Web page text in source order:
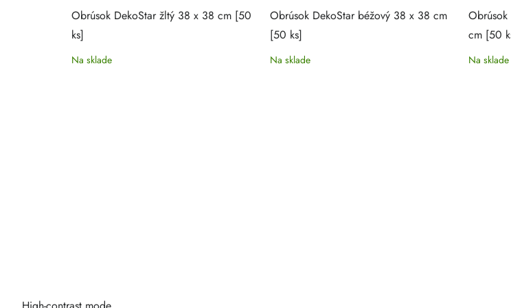
Obrúsok DekoStar žltý 38 x 38 cm [50
ks]
Na sklade
Obrúsok DekoStar béžový 38 x 38 cm
[50 ks]
Na sklade
cm [50
Na sklade